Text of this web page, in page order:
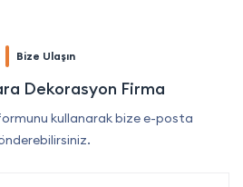
Bize Ulaşın
Dekorasyon Firma
kullanarak bize e-posta